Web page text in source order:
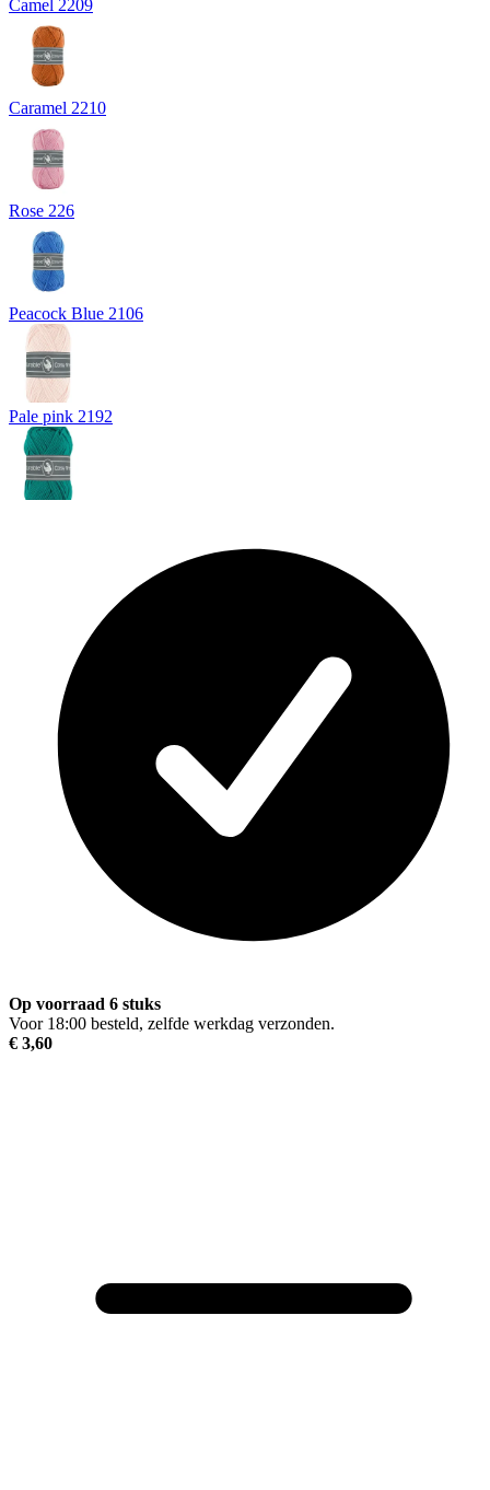
Camel 2209
Caramel 2210
Rose 226
Peacock Blue 2106
Pale pink 2192
Light green 2158
Khaki 2168
Walnut 344
Sand 2208
Op voorraad 6 stuks
Voor 18:00 besteld, zelfde werkdag verzonden.
€ 3,60